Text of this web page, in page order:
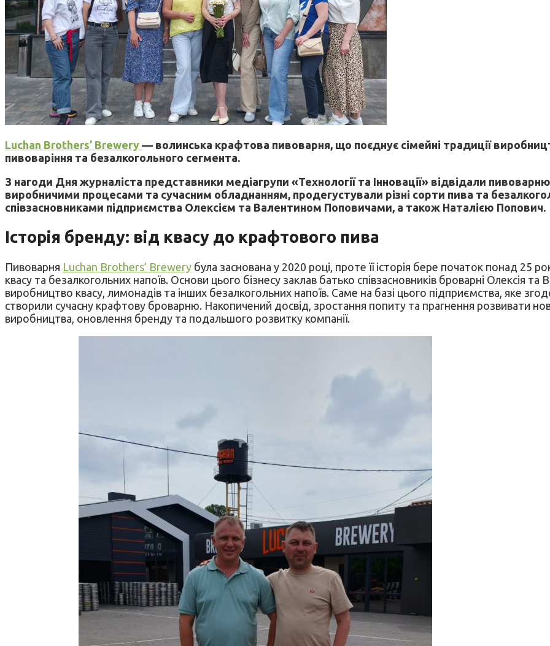
Luchan Brothers’ Brewery — волинська крафтова пивоварня, що поєднує сімейні традиції
пивоваріння та безалкогольного сегмента.
З нагоди Дня журналіста представники медіагрупи «Технології та Інновації» відвідали
виробничими процесами та сучасним обладнанням, продегустували різні сорти пива та
співзасновниками підприємства Олексієм та Валентином Поповичами, а також Наталією Попович.
Історія бренду: від квасу до крафтового пива
Пивоварня Luchan Brothers’ Brewery була заснована у 2020 році, проте її історія бере початок понад 25
квасу та безалкогольних напоїв. Основи цього бізнесу заклав батько співзасновників броварні Олексія
виробництво квасу, лимонадів та інших безалкогольних напоїв. Саме на базі цього підприємства, яке
створили сучасну крафтову броварню. Накопичений досвід, зростання попиту та прагнення розвивати
виробництва, оновлення бренду та подальшого розвитку компанії.